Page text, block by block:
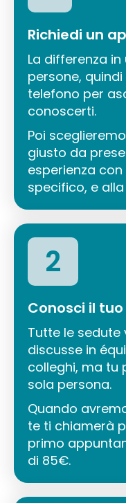
Richiedi un
La differenza
persone,
telefono per
conoscerti.
Poi
giusto da
esperienza
specifico, e
2
Conosci il
Tutte le
discusse in
colleghi, ma tu
sola persona.
Quando
te ti chiamerà
primo
di 85€.